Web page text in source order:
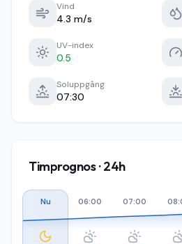
Vind
4.3 m/s
UV-index
0.5
Soluppgång
07:30
Timprognos · 24h
Nu 06:00 07:00